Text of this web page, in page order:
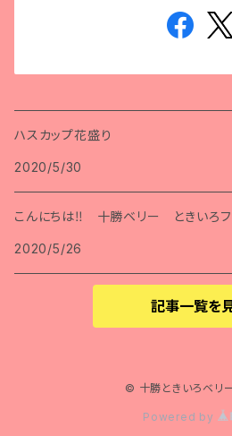
ハスカップ花盛り
2020/5/30
こんにちは‼ 十勝ベリー ときいろフ
2020/5/26
記事一覧を
© 十勝ときいろベリ
Powered by